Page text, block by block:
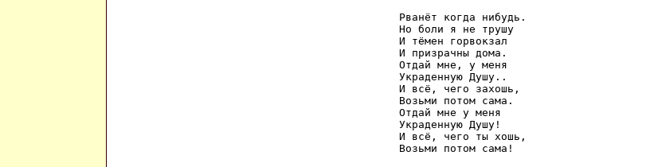
Рванёт когда нибудь.
Но боли я не трушу
И тёмен горвокзал
И призрачны дома.
Отдай мне, у меня
Украденную Душу..
И всё, чего захошь,
Возьми потом сама.
Отдай мне у меня
Украденную Душу!
И всё, чего ты хошь,
Возьми потом сама!